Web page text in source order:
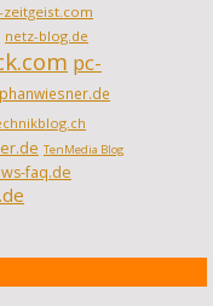
netz-blog.de
pc-
TenMedia Blog
faq.de